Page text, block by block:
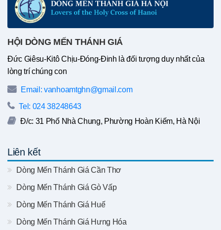
HỘI DÒNG MẾN THÁNH GIÁ
Đức Giêsu-Kitô Chịu-Đóng-Đinh là đối tượng duy nhất của
lòng trí chúng con
Email: vanhoamtghn@gmail.com
Tel: 024 38248643
Đ/c: 31 Phố Nhà Chung, Phường Hoàn Kiếm, Hà Nội
Liên kết
Dòng Mến Thánh Giá Cần Thơ
Dòng Mến Thánh Giá Gò Vấp
Dòng Mến Thánh Giá Huế
Dòng Mến Thánh Giá Hưng Hóa